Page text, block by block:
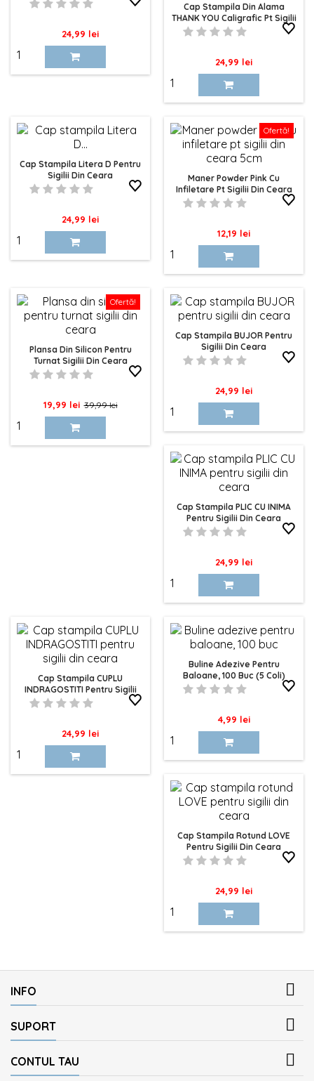
Pret
24,99 lei
Cap Stampila Din Alama
THANK YOU Caligrafic Pt Sigilii
Din Ceara
Pret
24,99 lei
Cap Stampila Litera D Pentru
Sigilii Din Ceara
Pret
24,99 lei
Ofertă!
Maner Powder Pink Cu
Infiletare Pt Sigilii Din Ceara
5cm
Pret
12,19 lei
Ofertă!
Plansa Din Silicon Pentru
Turnat Sigilii Din Ceara
Pret
19,99 lei Pret
baza
39,99 lei
Cap Stampila BUJOR Pentru
Sigilii Din Ceara
Pret
24,99 lei
Cap Stampila PLIC CU INIMA
Pentru Sigilii Din Ceara
Pret
24,99 lei
Cap Stampila CUPLU
INDRAGOSTITI Pentru Sigilii
Din Ceara
Pret
24,99 lei
Buline Adezive Pentru
Baloane, 100 Buc (5 Coli)
Pret
4,99 lei
Cap Stampila Rotund LOVE
Pentru Sigilii Din Ceara
Pret
24,99 lei
INFO 
SUPORT 
CONTUL TAU 